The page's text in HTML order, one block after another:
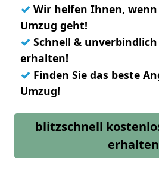
✓ Wir helfen Ihnen,
Umzug geht!
✓ Schnell &
erhalten!
✓ Finden Sie das beste
Umzug!
blitzschnell
erhalten